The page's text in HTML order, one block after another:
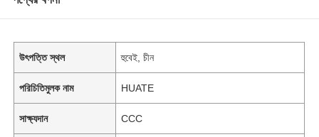
উৎপত্তি স্থল হুবেই, চীন
পরিচিতিমুলক নাম HUATE
সাক্ষ্যদান CCC